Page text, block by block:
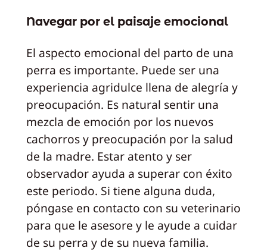
Navegar por el paisaje emocional
El aspecto emocional del parto de una
perra es importante. Puede ser una
experiencia agridulce llena de alegría y
preocupación. Es natural sentir una
mezcla de emoción por los nuevos
cachorros y preocupación por la salud
de la madre. Estar atento y ser
observador ayuda a superar con éxito
este periodo. Si tiene alguna duda,
póngase en contacto con su veterinario
para que le asesore y le ayude a cuidar
de su perra y de su nueva familia.